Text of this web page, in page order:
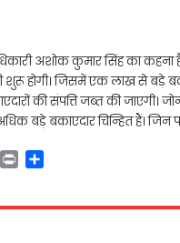
अशोक कुमार सिंह का कहना
शुरू होगी। जिसमें एक लाख से बड़े
की संपत्ति जब्त की
बड़े बकाएदार चिन्हित हैं। जिन पर
W
P
n
r